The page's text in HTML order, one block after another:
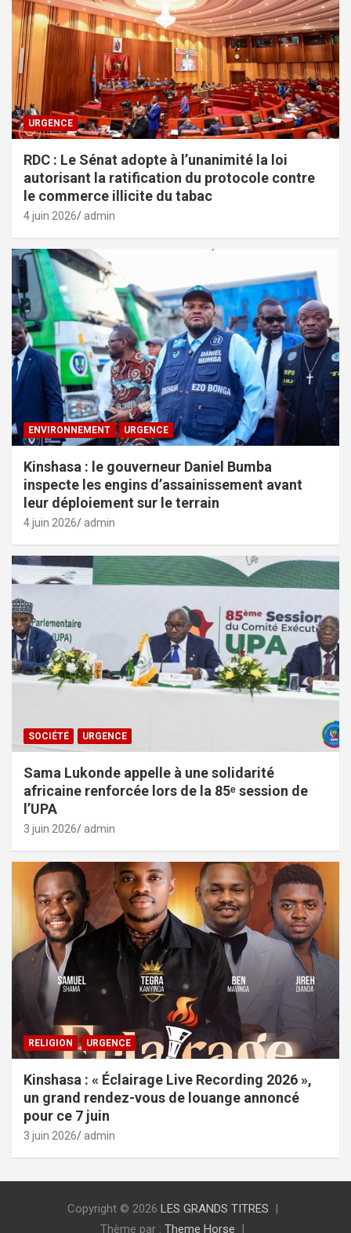
URGENCE
RDC : Le Sénat adopte à l’unanimité la loi
autorisant la ratification du protocole contre
le commerce illicite du tabac
4 juin 2026 admin
ENVIRONNEMENT URGENCE
Kinshasa : le gouverneur Daniel Bumba
inspecte les engins d’assainissement avant
leur déploiement sur le terrain
4 juin 2026 admin
SOCIÉTÉ URGENCE
Sama Lukonde appelle à une solidarité
africaine renforcée lors de la 85ᵉ session de
l’UPA
3 juin 2026 admin
RELIGION URGENCE
Kinshasa : « Éclairage Live Recording 2026 »,
un grand rendez-vous de louange annoncé
pour ce 7 juin
3 juin 2026 admin
Copyright © 2026 LES GRANDS TITRES
Thème par : Theme Horse